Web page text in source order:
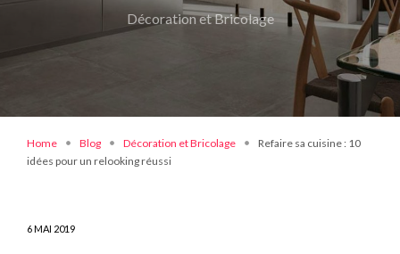
Décoration et Bricolage
Home Blog Décoration et Bricolage
Refaire sa cuisine : 10
idées pour un relooking réussi
6 MAI 2019